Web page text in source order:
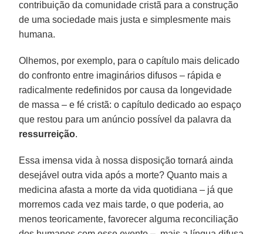
contribuição da comunidade cristã para a construção
de uma sociedade mais justa e simplesmente mais
humana.
Olhemos, por exemplo, para o capítulo mais delicado
do confronto entre imaginários difusos – rápida e
radicalmente redefinidos por causa da longevidade
de massa – e fé cristã: o capítulo dedicado ao espaço
que restou para um anúncio possível da palavra da
ressurreição.
Essa imensa vida à nossa disposição tornará ainda
desejável outra vida após a morte? Quanto mais a
medicina afasta a morte da vida quotidiana – já que
morremos cada vez mais tarde, o que poderia, ao
menos teoricamente, favorecer alguma reconciliação